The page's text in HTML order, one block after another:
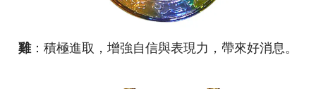
雞：積極進取，增強自信與表現力，帶來好消息。